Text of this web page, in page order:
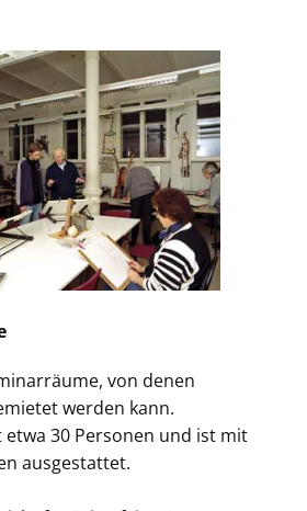
von denen
werden kann.
etwa 30 Personen und ist mit
ausgestattet.